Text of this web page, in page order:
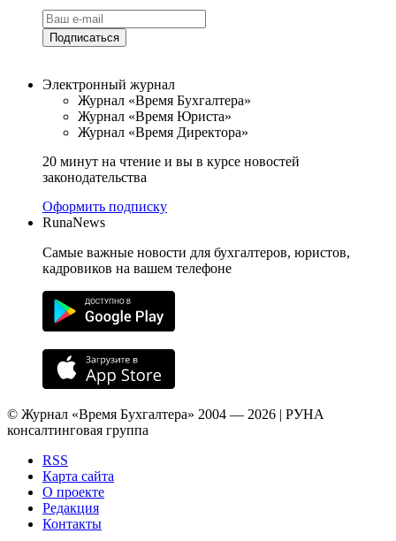
Подписаться
Электронный журнал
Журнал «Время Бухгалтера»
Журнал «Время Юриста»
Журнал «Время Директора»
20 минут на чтение и вы в курсе новостей
законодательства
Оформить подписку
RunaNews
Самые важные новости для бухгалтеров, юристов,
кадровиков на вашем телефоне
© Журнал «Время Бухгалтера» 2004 — 2026 | РУНА
консалтинговая группа
RSS
Карта сайта
О проекте
Редакция
Контакты